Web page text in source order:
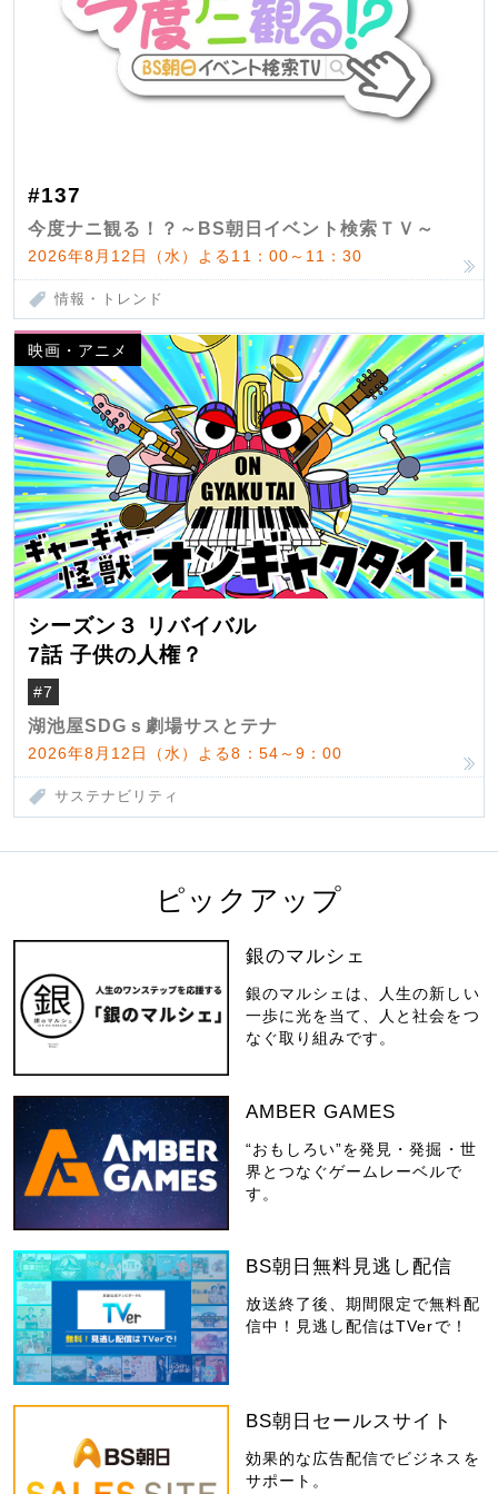
#137
今度ナニ観る！？～BS朝日イベント検索ＴＶ～
2026年8月12日（水）よる11：00～11：30
情報・トレンド
映画・アニメ
シーズン３ リバイバル
7話 子供の人権？
#7
湖池屋SDGｓ劇場サスとテナ
2026年8月12日（水）よる8：54～9：00
サステナビリティ
ピックアップ
銀のマルシェ
銀のマルシェは、人生の新しい
一歩に光を当て、人と社会をつ
なぐ取り組みです。
AMBER GAMES
“おもしろい”を発見・発掘・世
界とつなぐゲームレーベルで
す。
BS朝日無料見逃し配信
放送終了後、期間限定で無料配
信中！見逃し配信はTVerで！
BS朝日セールスサイト
効果的な広告配信でビジネスを
サポート。